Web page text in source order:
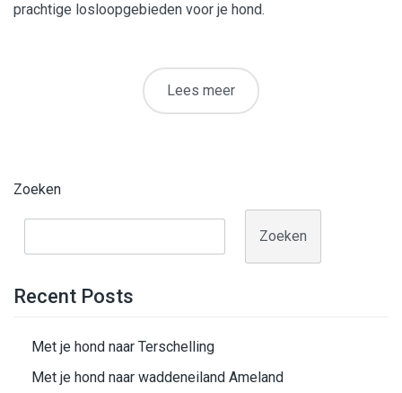
prachtige losloopgebieden voor je hond.
Lees meer
Zoeken
Zoeken
Recent Posts
Met je hond naar Terschelling
Met je hond naar waddeneiland Ameland